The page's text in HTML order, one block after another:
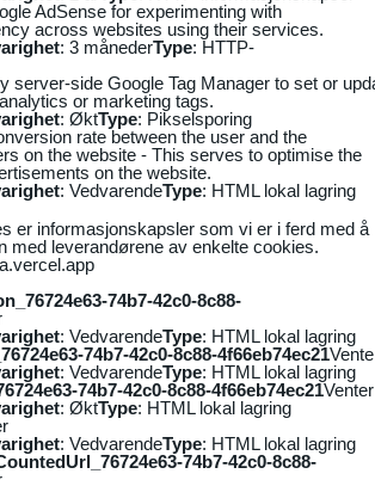
AdSense for experimenting with
across websites using their services.
: 3 månederType: HTTP-
server-side Google Tag Manager to set or
or marketing tags.
: ØktType: Pikselsporing
rate between the user and the
on the website - This serves to optimise the
on the website.
: VedvarendeType: HTML lokal lagring
er informasjonskapsler som vi er i ferd med å
med leverandørene av enkelte cookies.
74b7-42c0-8c88-
: VedvarendeType: HTML lokal lagring
74b7-42c0-8c88-4f66eb74ec21
: VedvarendeType: HTML lokal lagring
74b7-42c0-8c88-4f66eb74ec21Venter
: ØktType: HTML lokal lagring
: VedvarendeType: HTML lokal lagring
74b7-42c0-8c88-